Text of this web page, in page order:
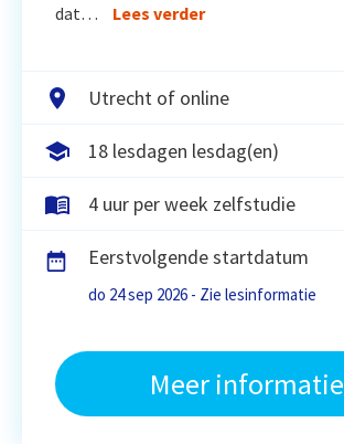
dat…
Lees verder
Utrecht of online
18 lesdagen lesdag(en)
4 uur per week zelfstudie
Eerstvolgende startdatum
do 24 sep 2026 - Zie lesinformatie
Meer informatie